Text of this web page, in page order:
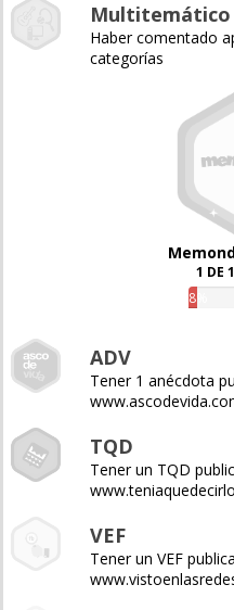
Multitemático
Haber comentado
categorías
1 DE
8%
ADV
Tener 1 anécdota
TQD
Tener un TQD
VEF
Tener un VEF